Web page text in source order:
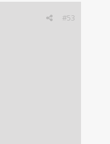
#53